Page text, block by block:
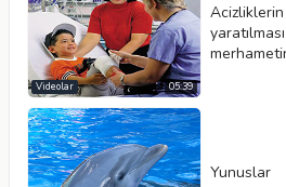
05:39
Videolar
Acizliklerin
Yunuslar